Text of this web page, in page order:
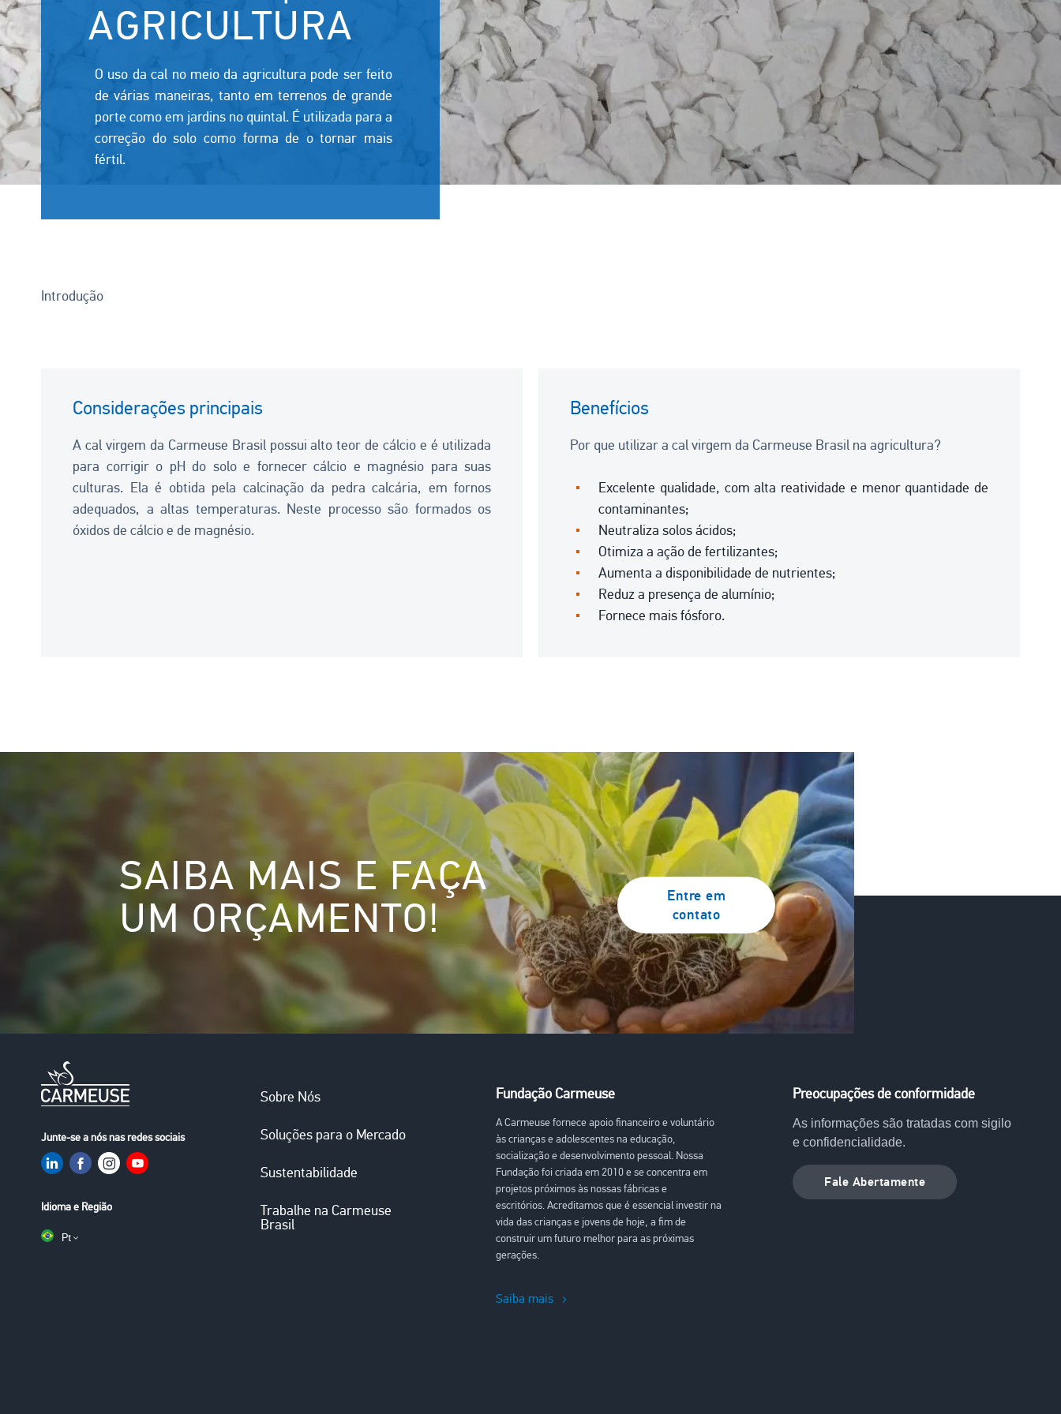
AGRICULTURA
O uso da cal no meio da agricultura pode ser feito
de várias maneiras, tanto em terrenos de grande
porte como em jardins no quintal. É utilizada para a
correção do solo como forma de o tornar mais
fértil.
Introdução
Considerações principais
A cal virgem da Carmeuse Brasil possui alto teor de cálcio e é utilizada
para corrigir o pH do solo e fornecer cálcio e magnésio para suas
culturas. Ela é obtida pela calcinação da pedra calcária, em fornos
adequados, a altas temperaturas. Neste processo são formados os
óxidos de cálcio e de magnésio.
Benefícios
Por que utilizar a cal virgem da Carmeuse Brasil na agricultura?
Excelente qualidade, com alta reatividade e menor quantidade de
contaminantes;
Neutraliza solos ácidos;
Otimiza a ação de fertilizantes;
Aumenta a disponibilidade de nutrientes;
Reduz a presença de alumínio;
Fornece mais fósforo.
SAIBA MAIS E FAÇA
UM ORÇAMENTO!
Entre em
contato
Junte-se a nós nas redes sociais
Idioma e Região
Pt
Main
Sobre Nós
Soluções para o Mercado
Sustentabilidade
Trabalhe na Carmeuse
Brasil
Fundação Carmeuse
A Carmeuse fornece apoio financeiro e voluntário
às crianças e adolescentes na educação,
socialização e desenvolvimento pessoal. Nossa
Fundação foi criada em 2010 e se concentra em
projetos próximos às nossas fábricas e
escritórios. Acreditamos que é essencial investir na
vida das crianças e jovens de hoje, a fim de
construir um futuro melhor para as próximas
gerações.
Saiba mais
Preocupações de conformidade
As informações são tratadas com sigilo
e confidencialidade.
Fale Abertamente